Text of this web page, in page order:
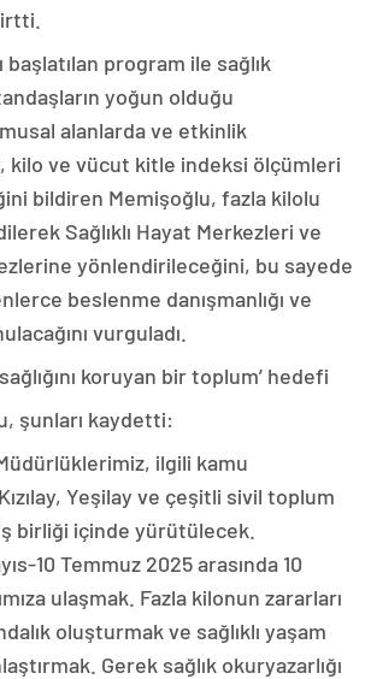
başlatılan program ile sağlık
yoğun olduğu
alanlarda ve etkinlik
kilo ve vücut kitle indeksi ölçümleri
bildiren Memişoğlu, fazla kilolu
Sağlıklı Hayat Merkezleri ve
yönlendirileceğini, bu sayede
beslenme danışmanlığı ve
vurguladı.
koruyan bir toplum’ hedefi
şunları kaydetti:
ilgili kamu
Yeşilay ve çeşitli sivil toplum
birliği içinde yürütülecek.
10 Temmuz 2025 arasında 10
ulaşmak. Fazla kilonun zararları
oluşturmak ve sağlıklı yaşam
Gerek sağlık okuryazarlığı